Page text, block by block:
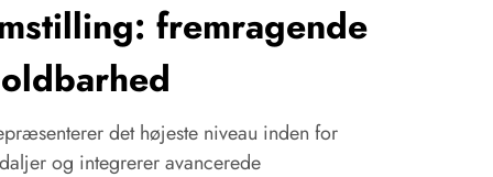
fremragende
det højeste niveau inden for
og integrerer avancerede